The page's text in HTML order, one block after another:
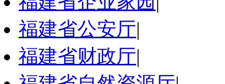
福建省公安厅|
福建省财政厅|